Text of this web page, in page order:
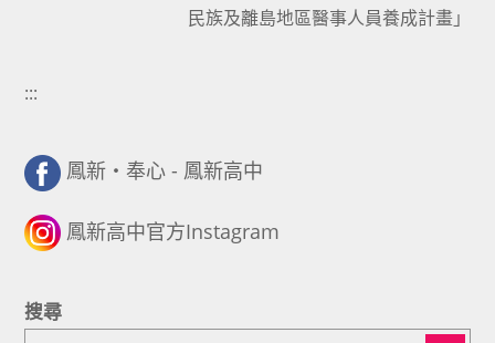
民族及離島地區醫事人員養成計畫」
:::
鳳新・奉心 - 鳳新高中
鳳新高中官方Instagram
搜尋